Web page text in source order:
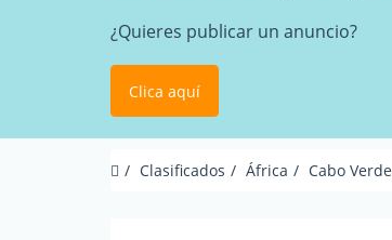
¿Quieres publicar un anuncio?
Clica aquí
Clasificados África Cabo Verde